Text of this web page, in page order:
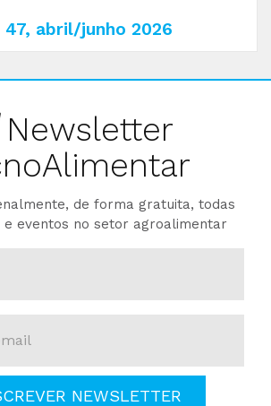
47, abril/junho 2026
Newsletter
de forma gratuita, todas
e eventos no setor agroalimentar
NEWSLETTER